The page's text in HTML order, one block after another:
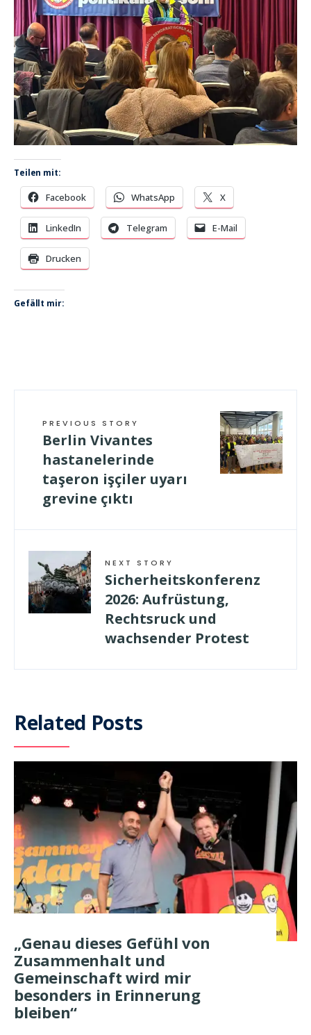
Teilen mit:
Facebook WhatsApp X
LinkedIn Telegram E-Mail
Drucken
Gefällt mir:
PREVIOUS STORY
Berlin Vivantes
hastanelerinde
taşeron işçiler uyarı
grevine çıktı
NEXT STORY
Sicherheitskonferenz
2026: Aufrüstung,
Rechtsruck und
wachsender Protest
Related Posts
„Genau dieses Gefühl von
Zusammenhalt und
Gemeinschaft wird mir
besonders in Erinnerung
bleiben“